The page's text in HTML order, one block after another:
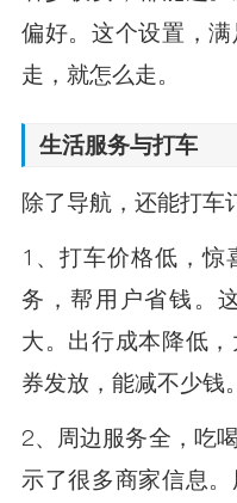
偏好。这个设置，
走，就怎么走。
生活服务与打车
除了导航，还能打车
1、打车价格低，惊
务，帮用户省钱。
大。出行成本降低
券发放，能减不少钱。
2、周边服务全，吃
示了很多商家信息